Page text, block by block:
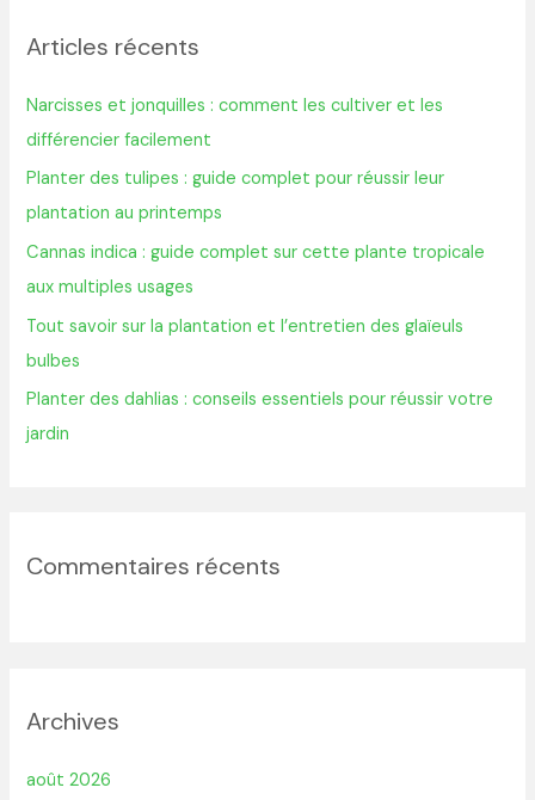
e
c
h
e
r
:
Articles récents
Narcisses et jonquilles : comment les cultiver et les
différencier facilement
Planter des tulipes : guide complet pour réussir leur
plantation au printemps
Cannas indica : guide complet sur cette plante tropicale
aux multiples usages
Tout savoir sur la plantation et l’entretien des glaïeuls
bulbes
Planter des dahlias : conseils essentiels pour réussir votre
jardin
Commentaires récents
Archives
août 2026